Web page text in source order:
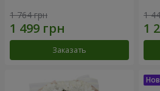
1 764 грн
Заказать
1